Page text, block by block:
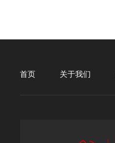
首页 关于我们